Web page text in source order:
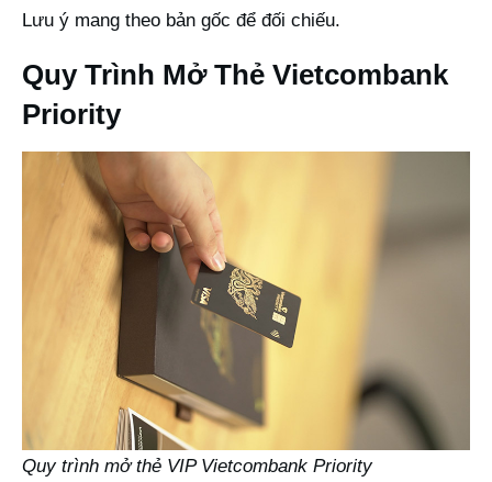
Lưu ý mang theo bản gốc để đối chiếu.
Quy Trình Mở Thẻ Vietcombank
Priority
Quy trình mở thẻ VIP Vietcombank Priority